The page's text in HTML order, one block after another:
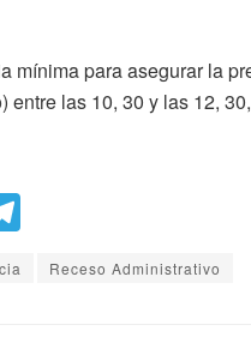
mínima para asegurar la
entre las 10, 30 y las 12,
Receso Administrativo